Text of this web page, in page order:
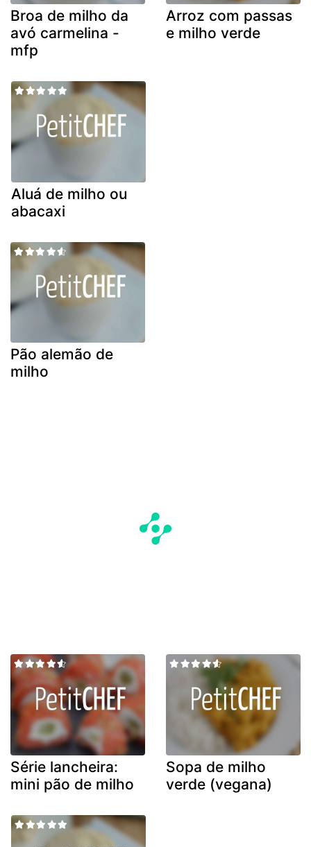
Broa de milho da
avó carmelina -
mfp
Arroz com passas
e milho verde
Aluá de milho ou
abacaxi
Pão alemão de
milho
Série lancheira:
mini pão de milho
Sopa de milho
verde (vegana)